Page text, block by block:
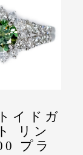
イドガ
リン
プラ